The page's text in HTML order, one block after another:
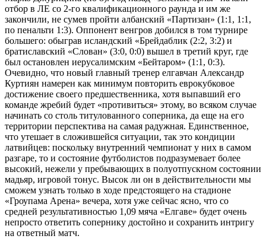
отбор в ЛЕ со 2-го квалификационного раунда и им же
закончили, не сумев пройти албанский «Партизан» (1:1, 1:1,
по пенальти 1:3). Оппонент венгров добился в том турнире
большего: обыграв исландский «Брейдаблик (2:2, 3:2) и
братиславский «Слован» (3:0, 0:0) вышел в третий круг, где
был остановлен иерусалимским «Бейтаром» (1:1, 0:3).
Очевидно, что новый главный тренер елгавчан Александр
Куртиян намерен как минимум повторить еврокубковое
достижение своего предшественника, хотя выпавший его
команде жребий будет «противиться» этому, во всяком случае
начинать со столь титулованного соперника, да еще на его
территории перспектива на самая радужная. Единственное,
что утешает в сложившейся ситуации, так это кондиции
латвийцев: поскольку внутренний чемпионат у них в самом
разгаре, то и состояние футболистов подразумевает более
высокий, нежели у пребывающих в полуотпускном состоянии
мадьяр, игровой тонус. Высок ли он в действительности мы
сможем узнать только в ходе предстоящего на стадионе
«Гроупама Арена» вечера, хотя уже сейчас ясно, что со
средней результативностью 1,09 мяча «Елгаве» будет очень
непросто ответить сопернику достойно и сохранить интригу
на ответный матч.